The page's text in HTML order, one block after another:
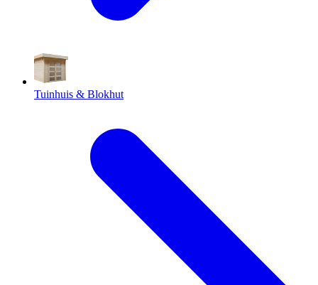
Tuinhuis & Blokhut